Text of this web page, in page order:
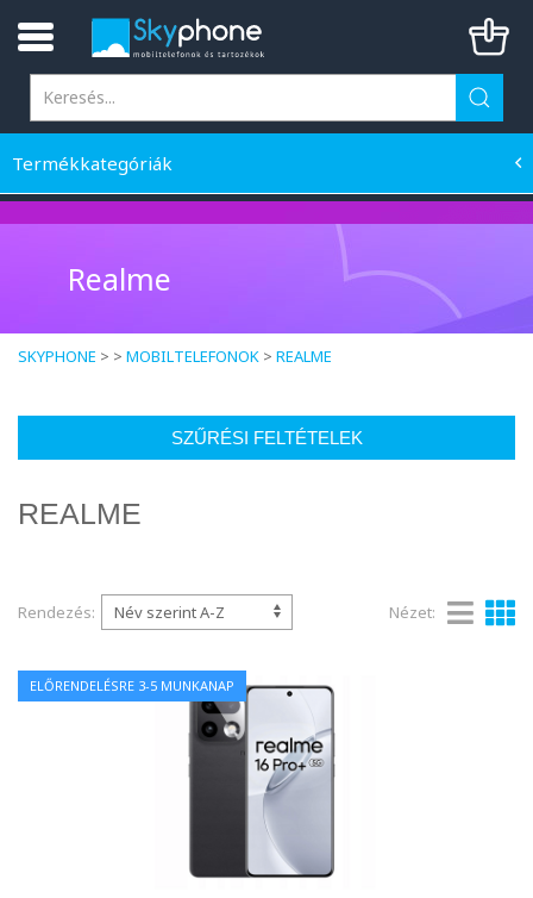
Termékkategóriák
Realme
SKYPHONE > > MOBILTELEFONOK > REALME
SZŰRÉSI FELTÉTELEK
REALME
Rendezés: Nézet:
ELŐRENDELÉSRE 3-5 MUNKANAP